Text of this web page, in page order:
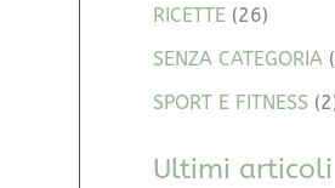
RICETTE (26)
SENZA CATEGORIA
SPORT E FITNESS
Ultimi articoli